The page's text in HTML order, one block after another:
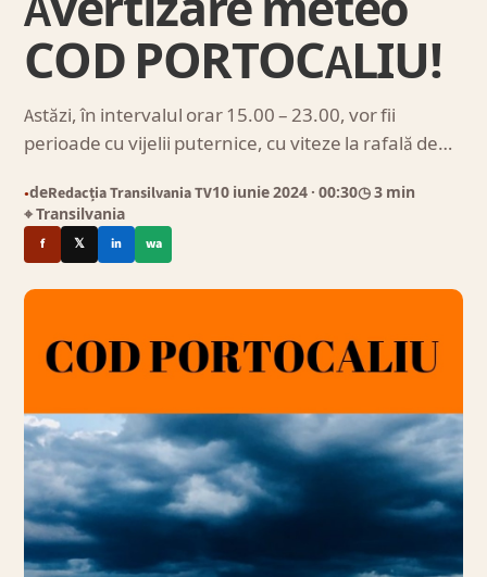
COD PORTOCALIU!
Astăzi, în intervalul orar 15.00 – 23.00, vor fii
perioade cu vijelii puternice, cu viteze la rafală de…
●deRedacția Transilvania TV10 iunie 2024 · 00:30◷ 3 min
⌖ Transilvania
f 𝕏 in wa